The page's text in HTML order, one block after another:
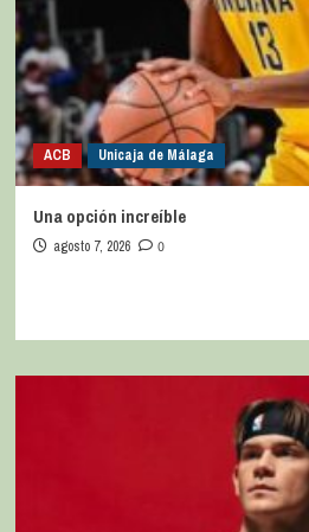
ACB Unicaja de Málaga
Una opción increíble
agosto 7, 2026 0